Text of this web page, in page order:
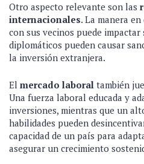
Otro aspecto relevante son las
internacionales. La manera
con sus vecinos puede
diplomáticos pueden causar
la inversión extranjera.
El mercado laboral también
Una fuerza laboral educada y
inversiones, mientras que un
habilidades pueden
capacidad de un país para
asegurar un crecimiento